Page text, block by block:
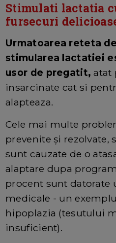
Stimulati lactatia
fursecuri
Urmatoarea reteta
stimularea lactatiei
usor de pregatit, atat
insarcinate cat si
alapteaza.
Cele mai multe
prevenite și rezolvate,
sunt cauzate de o
alaptare dupa
procent sunt datorate
medicale - un
hipoplazia (tesutului
insuficient).